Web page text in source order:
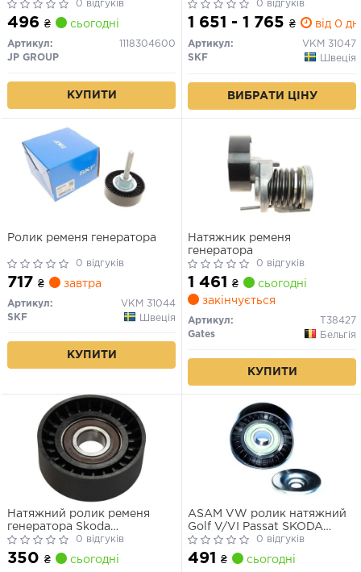
0 відгуків
496 ₴ сьогодні
Артикул:
1118304600
JP GROUP
КУПИТИ
0 відгуків
1 651 - 1 765 ₴ від 0 дн.
Артикул:
VKM 31047
SKF
Швеція
ВИБРАТИ ЦІНУ
Ролик ременя генератора
0 відгуків
717 ₴ завтра
Артикул:
VKM 31044
SKF
Швеція
КУПИТИ
Натяжник ременя
генератора
0 відгуків
1 461 ₴
сьогодні
закінчується
Артикул:
T38427
Gates
Бельгія
КУПИТИ
Натяжний ролик ременя
генератора Skoda
Superb/VW T6 1.8TSI/2.0TDI,
CJKB,CJKA
0 відгуків
350 ₴ сьогодні
ASAM VW ролик натяжний
Golf V/VI Passat SKODA
Octavia
0 відгуків
491 ₴ сьогодні